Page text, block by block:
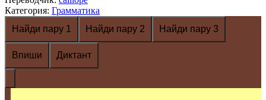
Категория: Грамматика
Найди пару 1
Найди пару 2 Найди пару 3
Впиши Диктант